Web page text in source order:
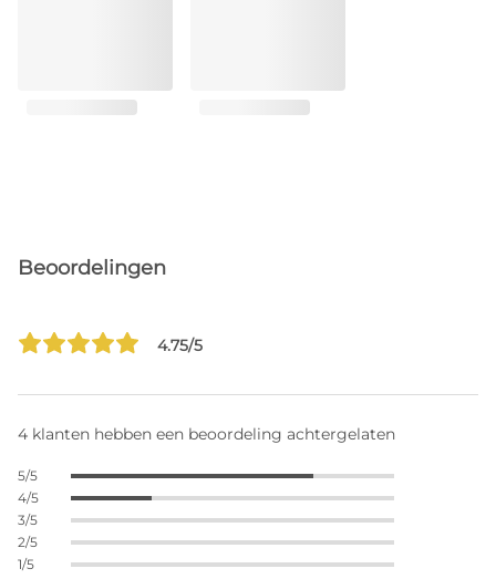
Beoordelingen
4.75/5
4 klanten hebben een beoordeling achtergelaten
5/5
4/5
3/5
2/5
1/5